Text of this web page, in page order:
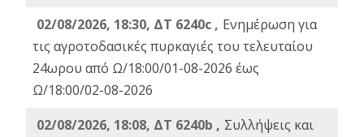
02/08/2026, 18:30, ΔΤ 6240c , Ενημέρωση για
τις αγροτοδασικές πυρκαγιές του τελευταίου
24ωρου από Ω/18:00/01-08-2026 έως
Ω/18:00/02-08-2026
02/08/2026, 18:08, ΔΤ 6240b , Συλλήψεις και